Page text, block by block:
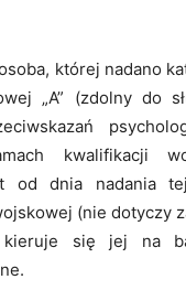
której nadano
„A” (zdolny do
kwalifikacji
dnia nadania
(nie dotyczy
się jej na